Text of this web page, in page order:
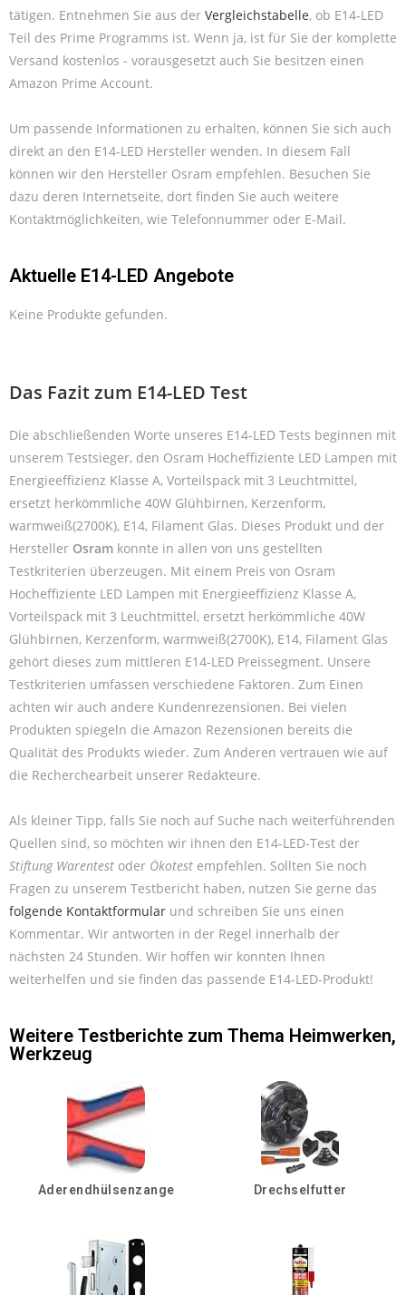
tätigen. Entnehmen Sie aus der Vergleichstabelle, ob E14-LED
Teil des Prime Programms ist. Wenn ja, ist für Sie der komplette
Versand kostenlos - vorausgesetzt auch Sie besitzen einen
Amazon Prime Account.
Um passende Informationen zu erhalten, können Sie sich auch
direkt an den E14-LED Hersteller wenden. In diesem Fall
können wir den Hersteller Osram empfehlen. Besuchen Sie
dazu deren Internetseite, dort finden Sie auch weitere
Kontaktmöglichkeiten, wie Telefonnummer oder E-Mail.
Aktuelle E14-LED Angebote
Keine Produkte gefunden.
Das Fazit zum E14-LED Test
Die abschließenden Worte unseres E14-LED Tests beginnen mit
unserem Testsieger, den Osram Hocheffiziente LED Lampen mit
Energieeffizienz Klasse A, Vorteilspack mit 3 Leuchtmittel,
ersetzt herkömmliche 40W Glühbirnen, Kerzenform,
warmweiß(2700K), E14, Filament Glas. Dieses Produkt und der
Hersteller Osram konnte in allen von uns gestellten
Testkriterien überzeugen. Mit einem Preis von Osram
Hocheffiziente LED Lampen mit Energieeffizienz Klasse A,
Vorteilspack mit 3 Leuchtmittel, ersetzt herkömmliche 40W
Glühbirnen, Kerzenform, warmweiß(2700K), E14, Filament Glas
gehört dieses zum mittleren E14-LED Preissegment. Unsere
Testkriterien umfassen verschiedene Faktoren. Zum Einen
achten wir auch andere Kundenrezensionen. Bei vielen
Produkten spiegeln die Amazon Rezensionen bereits die
Qualität des Produkts wieder. Zum Anderen vertrauen wie auf
die Recherchearbeit unserer Redakteure.
Als kleiner Tipp, falls Sie noch auf Suche nach weiterführenden
Quellen sind, so möchten wir ihnen den E14-LED-Test der
Stiftung Warentest oder Ökotest empfehlen. Sollten Sie noch
Fragen zu unserem Testbericht haben, nutzen Sie gerne das
folgende Kontaktformular und schreiben Sie uns einen
Kommentar. Wir antworten in der Regel innerhalb der
nächsten 24 Stunden. Wir hoffen wir konnten Ihnen
weiterhelfen und sie finden das passende E14-LED-Produkt!
Weitere Testberichte zum Thema Heimwerken,
Werkzeug
Aderendhülsenzange Drechselfutter